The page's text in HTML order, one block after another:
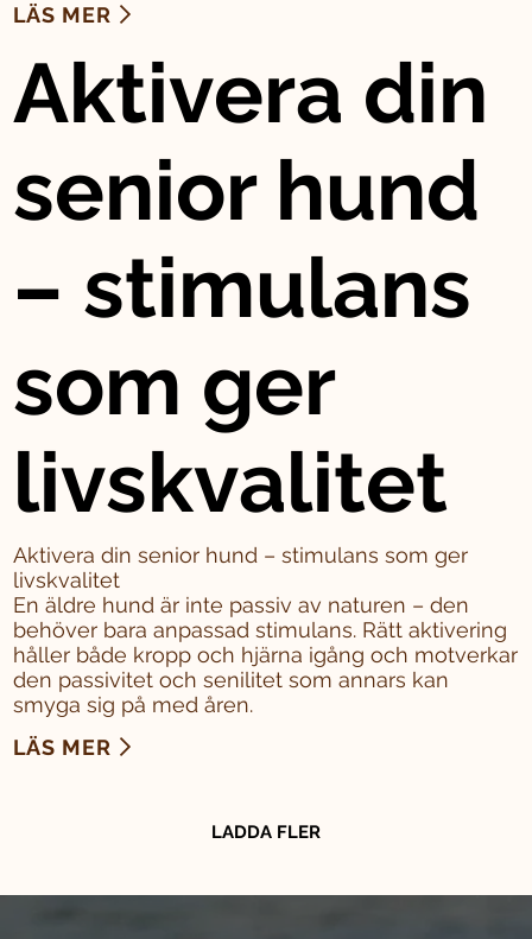
LÄS MER
Aktivera din
senior hund
– stimulans
som ger
livskvalitet
Aktivera din senior hund – stimulans som ger
livskvalitet
En äldre hund är inte passiv av naturen – den
behöver bara anpassad stimulans. Rätt aktivering
håller både kropp och hjärna igång och motverkar
den passivitet och senilitet som annars kan
smyga sig på med åren.
LÄS MER
LADDA FLER